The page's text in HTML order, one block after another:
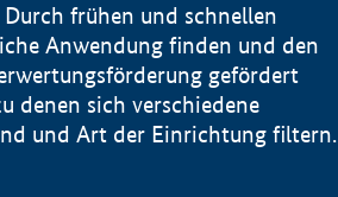
frühen und schnellen
Anwendung finden und den
gefördert
denen sich verschiedene
und Art der Einrichtung filtern.